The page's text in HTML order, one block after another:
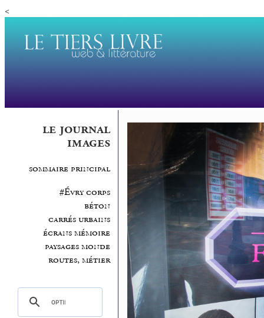
<
le journal
images
sommaire principal
#Évry corps
béton
carrés urbains
écrans mémoire
paysages monde
routes, métier